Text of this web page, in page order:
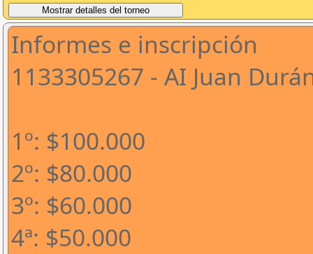
Informes e inscripción
1133305267 - AI Juan
1º: $100.000
2º: $80.000
3º: $60.000
4ª: $50.000